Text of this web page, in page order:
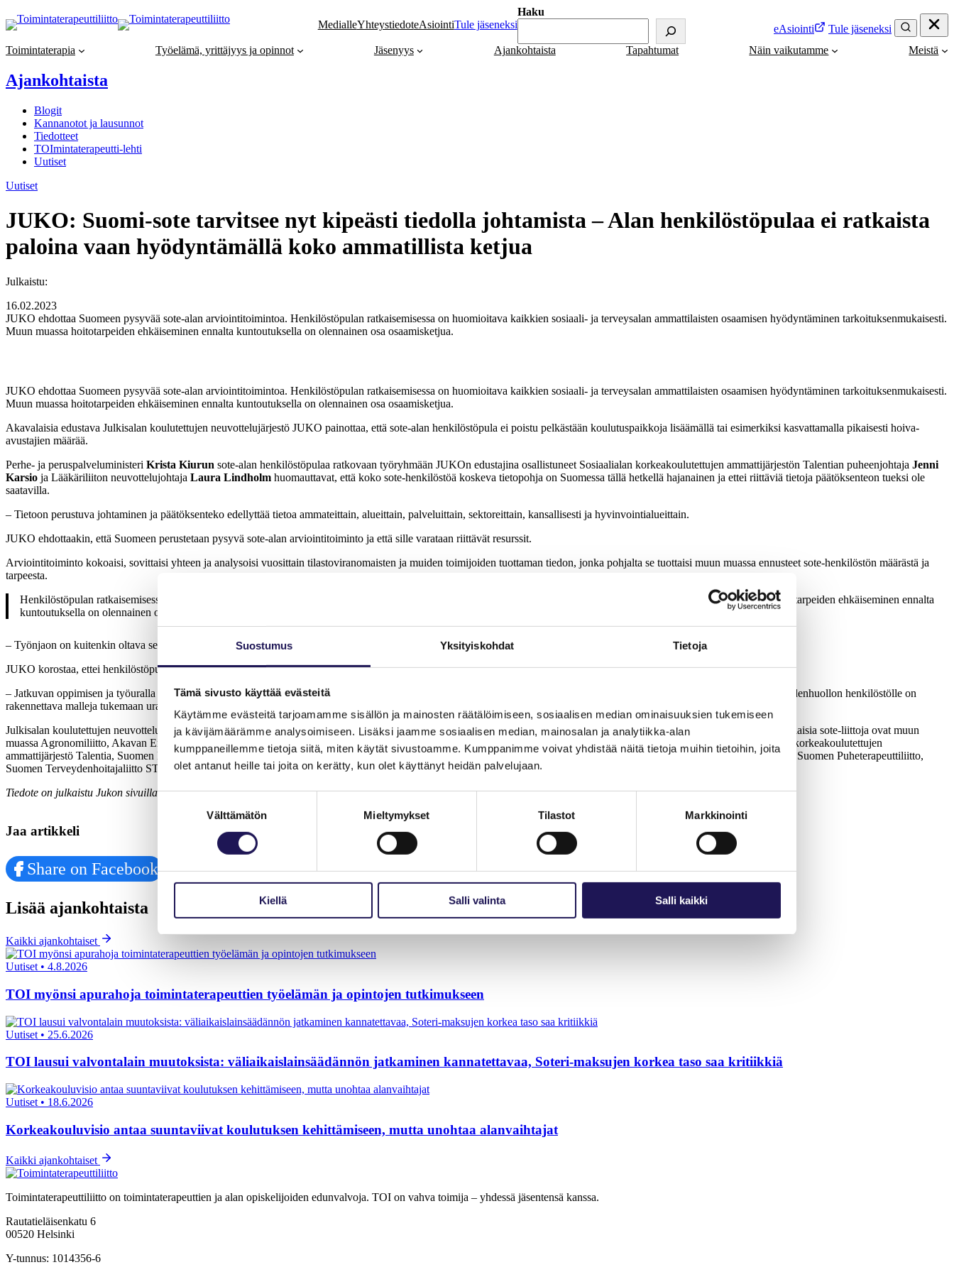
Suostumus Yksityiskohdat Tietoja
Tämä sivusto käyttää evästeitä
Käytämme evästeitä tarjoamamme sisällön ja mainosten räätälöimiseen, sosiaalisen median ominaisuuksien tukemiseen
ja kävijämäärämme analysoimiseen. Lisäksi jaamme sosiaalisen median, mainosalan ja analytiikka-alan
kumppaneillemme tietoja siitä, miten käytät sivustoamme. Kumppanimme voivat yhdistää näitä tietoja muihin tietoihin, joita
olet antanut heille tai joita on kerätty, kun olet käyttänyt heidän palvelujaan.
Välttämätön Mieltymykset Tilastot Markkinointi
Kiellä Salli valinta Salli kaikki
sisältöön
MedialleYhteystiedoteAsiointiTule jäseneksi
Haku
eAsiointi
Tule jäseneksi
Toimintaterapia
Työelämä, yrittäjyys ja opinnot Jäsenyys Ajankohtaista Tapahtumat Näin vaikutamme Meistä
Ajankohtaista
Blogit
Kannanotot ja lausunnot
Tiedotteet
TOImintaterapeutti-lehti
Uutiset
Uutiset
JUKO: Suomi-sote tarvitsee nyt kipeästi tiedolla johtamista – Alan henkilöstöpulaa ei ratkaista
paloina vaan hyödyntämällä koko ammatillista ketjua
Julkaistu:
16.02.2023
JUKO ehdottaa Suomeen pysyvää sote-alan arviointitoimintoa. Henkilöstöpulan ratkaisemisessa on huomioitava kaikkien sosiaali- ja terveysalan ammattilaisten osaamisen hyödyntäminen tarkoituksenmukaisesti.
Muun muassa hoitotarpeiden ehkäiseminen ennalta kuntoutuksella on olennainen osa osaamisketjua.
JUKO ehdottaa Suomeen pysyvää sote-alan arviointitoimintoa. Henkilöstöpulan ratkaisemisessa on huomioitava kaikkien sosiaali- ja terveysalan ammattilaisten osaamisen hyödyntäminen tarkoituksenmukaisesti.
Muun muassa hoitotarpeiden ehkäiseminen ennalta kuntoutuksella on olennainen osa osaamisketjua.
Akavalaisia edustava Julkisalan koulutettujen neuvottelujärjestö JUKO painottaa, että sote-alan henkilöstöpula ei poistu pelkästään koulutuspaikkoja lisäämällä tai esimerkiksi kasvattamalla pikaisesti hoiva-
avustajien määrää.
Perhe- ja peruspalveluministeri Krista Kiurun sote-alan henkilöstöpulaa ratkovaan työryhmään JUKOn edustajina osallistuneet Sosiaalialan korkeakoulutettujen ammattijärjestön Talentian puheenjohtaja Jenni
Karsio ja Lääkäriliiton neuvottelujohtaja Laura Lindholm huomauttavat, että koko sote-henkilöstöä koskeva tietopohja on Suomessa tällä hetkellä hajanainen ja ettei riittäviä tietoja päätöksenteon tueksi ole
saatavilla.
– Tietoon perustuva johtaminen ja päätöksenteko edellyttää tietoa ammateittain, alueittain, palveluittain, sektoreittain, kansallisesti ja hyvinvointialueittain.
JUKO ehdottaakin, että Suomeen perustetaan pysyvä sote-alan arviointitoiminto ja että sille varataan riittävät resurssit.
Arviointitoiminto kokoaisi, sovittaisi yhteen ja analysoisi vuosittain tilastoviranomaisten ja muiden toimijoiden tuottaman tiedon, jonka pohjalta se tuottaisi muun muassa ennusteet sote-henkilöstön määrästä ja
tarpeesta.
Henkilöstöpulan ratkaisemisessa on huomioitava myös kaikkien sosiaali- ja terveysalan ammattilaisten osaamisen hyödyntäminen tarkoituksenmukaisesti. Muun muassa hoitotarpeiden ehkäiseminen ennalta
kuntoutuksella on olennainen osa osaamisketjua.
– Työnjaon on kuitenkin oltava selkeä ja jokaisen sote-ammattilaisen on voitava keskittyä koulutustaan vastaavaan tehtävään, Lääkäriliiton Laura Lindholm huomauttaa.
JUKO korostaa, ettei henkilöstöpula vähene laskemalla alan kelpoisuusvaatimuksia.
– Jatkuvan oppimisen ja työuralla kehittymisen mahdollisuuksien parantaminen on otettava strategiseksi tavoitteeksi koko järjestelmässä ja työpaikoilla. Sekä sosiaali- että terveydenhuollon henkilöstölle on
rakennettava malleja tukemaan urakehitystä, Talentian Jenni Karsio tähdentää.
Julkisalan koulutettujen neuvottelujärjestö edustaa kunta- ja hyvinvointialueiden työmarkkinaneuvotteluissa akavalaisia asiantuntijoita, erikoisasiantuntijoita ja esihenkilöitä. Jukolaisia sote-liittoja ovat muun
muassa Agronomiliitto, Akavan Erityisalat, Akavan sairaanhoitajat ja TAJA, KTK Tekniikan Asiantuntijat, Luonnon-, ympäristö- ja metsätieteilijöiden liitto Loimu, Sosiaalialan korkeakoulutettujen
ammattijärjestö Talentia, Suomen Eläinlääkäriliitto, Suomen Farmasialiitto, Suomen Fysioterapeutit, Suomen Hammaslääkäriliitto, Suomen Lääkäriliitto, Suomen Psykologiliitto, Suomen Puheterapeuttiliitto,
Suomen Terveydenhoitajaliitto STHL, Suomen Toimintaterapeuttiliitto, Suomen Työterveyshoitajaliitto, Tekniikan Akateemiset ja Yhteiskunta-alan korkeakoulutetut.
Tiedote on julkaistu Jukon sivuilla 15.2.
Jaa artikkeli
Share on Facebook Share on LinkedIn Email this Page
Lisää ajankohtaista
Kaikki ajankohtaiset
Uutiset • 4.8.2026
TOI myönsi apurahoja toimintaterapeuttien työelämän ja opintojen tutkimukseen
Uutiset • 25.6.2026
TOI lausui valvontalain muutoksista: väliaikaislainsäädännön jatkaminen kannatettavaa, Soteri-maksujen korkea taso saa kritiikkiä
Uutiset • 18.6.2026
Korkeakouluvisio antaa suuntaviivat koulutuksen kehittämiseen, mutta unohtaa alanvaihtajat
Kaikki ajankohtaiset
Toimintaterapeuttiliitto on toimintaterapeuttien ja alan opiskelijoiden edunvalvoja. TOI on vahva toimija – yhdessä jäsentensä kanssa.
Rautatieläisenkatu 6
00520 Helsinki
Y-tunnus: 1014356-6